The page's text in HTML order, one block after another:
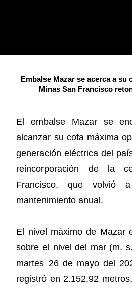
Embalse Mazar se acerca a su
Minas San Francisco
El embalse Mazar se
alcanzar su cota máxima
generación eléctrica del
reincorporación de la
Francisco, que volvió
mantenimiento anual.
El nivel máximo de Mazar
sobre el nivel del mar (m.
martes 26 de mayo del
registró en 2.152,92